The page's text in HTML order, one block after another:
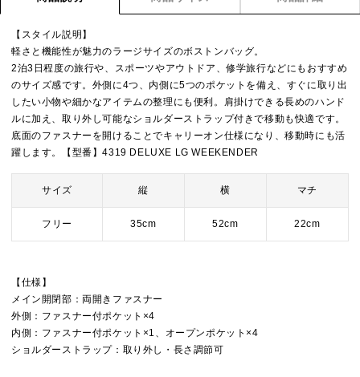
【スタイル説明】
軽さと機能性が魅力のラージサイズのボストンバッグ。
2泊3日程度の旅行や、スポーツやアウトドア、修学旅行などにもおすすめ
のサイズ感です。外側に4つ、内側に5つのポケットを備え、すぐに取り出
したい小物や細かなアイテムの整理にも便利。肩掛けできる長めのハンド
ルに加え、取り外し可能なショルダーストラップ付きで移動も快適です。
底面のファスナーを開けることでキャリーオン仕様になり、移動時にも活
躍します。【型番】4319 DELUXE LG WEEKENDER
サイズ 縦 横 マチ
フリー 35cm 52cm 22cm
【仕様】
メイン開閉部：両開きファスナー
外側：ファスナー付ポケット×4
内側：ファスナー付ポケット×1、オープンポケット×4
ショルダーストラップ：取り外し・長さ調節可